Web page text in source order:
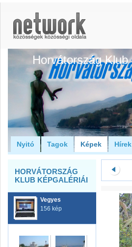
Horvátország Klub
Nyitó Tagok Képek Hírek
HORVÁTORSZÁG
KLUB KÉPGALÉRIÁI
Vegyes
156 kép